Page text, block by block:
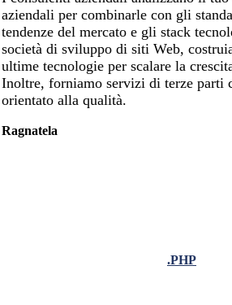
aziendali per combinarle con gli
tendenze del mercato e gli stack
società di sviluppo di siti Web,
ultime tecnologie per scalare la
Inoltre, forniamo servizi di terze parti
orientato alla qualità.
Ragnatela
.PHP